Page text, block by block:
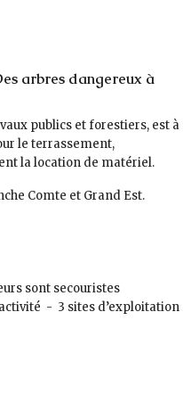
arbres dangereux à
publics et forestiers, est à
le terrassement,
la location de matériel.
Comte et Grand Est.
sont secouristes
- 3 sites d’exploitation